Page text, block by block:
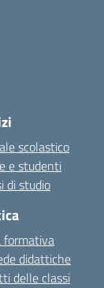
scolastico
e studenti
di studio
formativa
didattiche
delle classi